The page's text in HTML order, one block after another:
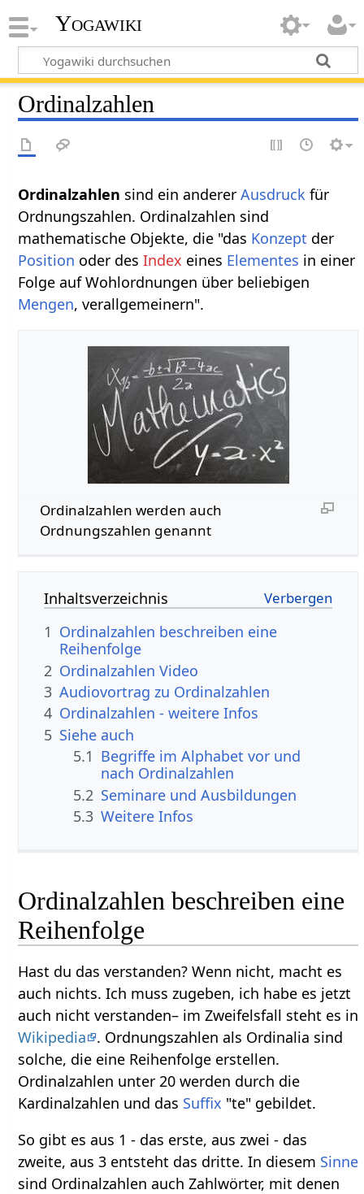
Yogawiki
Ordinalzahlen
Ordinalzahlen sind ein andererAusdruck für
Ordnungszahlen. Ordinalzahlen sind
mathematische Objekte, die "das Konzept der
Position oder desIndex eines Elementes in einer
Folge auf Wohlordnungen über beliebigen
Mengen, verallgemeinern".
Ordinalzahlen werden auch
Ordnungszahlen genannt
Inhaltsverzeichnis
1 Ordinalzahlen beschreiben eine
Reihenfolge
2 Ordinalzahlen Video
3 Audiovortrag zu Ordinalzahlen
4 Ordinalzahlen - weitere Infos
5 Siehe auch
5.1 Begriffe im Alphabet vor und
nach Ordinalzahlen
5.2 Seminare und Ausbildungen
5.3 Weitere Infos
Ordinalzahlen beschreiben eine
Reihenfolge
Hast du das verstanden? Wenn nicht, macht es
auch nichts. Ich muss zugeben, ich habe es jetzt
auch nicht verstanden– im Zweifelsfall steht es in
Wikipedia
. Ordnungszahlen als Ordinalia sind
solche, die eine Reihenfolge erstellen.
Ordinalzahlen unter 20 werden durch die
Kardinalzahlen und das Suffix "te" gebildet.
So gibt es aus 1 - das erste, aus zwei - das
zweite, aus 3 entsteht das dritte. In diesem Sinne
sind Ordinalzahlen auch Zahlwörter, mit denen